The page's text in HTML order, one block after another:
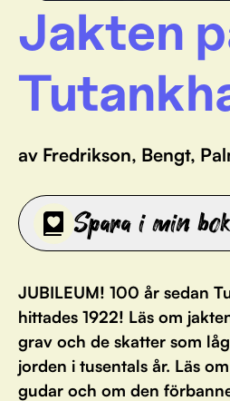
Jakten
av Fredrikson, Bengt,
Spara i min
JUBILEUM! 100 år sedan
hittades 1922! Läs om
grav och de skatter som
jorden i tusentals år. Läs
gudar och om den